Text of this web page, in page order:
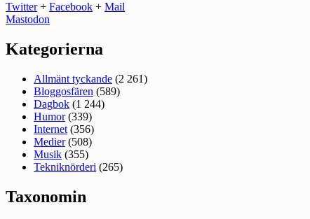
Twitter+ Facebook + Mail
Mastodon
Kategorierna
Allmänt tyckande (2 261)
Bloggosfären (589)
Dagbok (1 244)
Humor(339)
Internet (356)
Medier(508)
Musik (355)
Tekniknörderi (265)
Taxonomin